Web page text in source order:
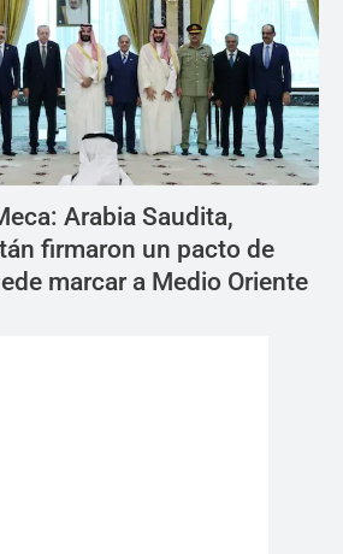
Arabia Saudita,
firmaron un pacto de
marcar a Medio Oriente